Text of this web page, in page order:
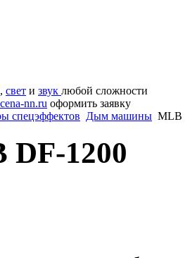
, свет и звук любой сложности
nn.ru оформить заявку
спецэффектов Дым машины MLB
DF-1200